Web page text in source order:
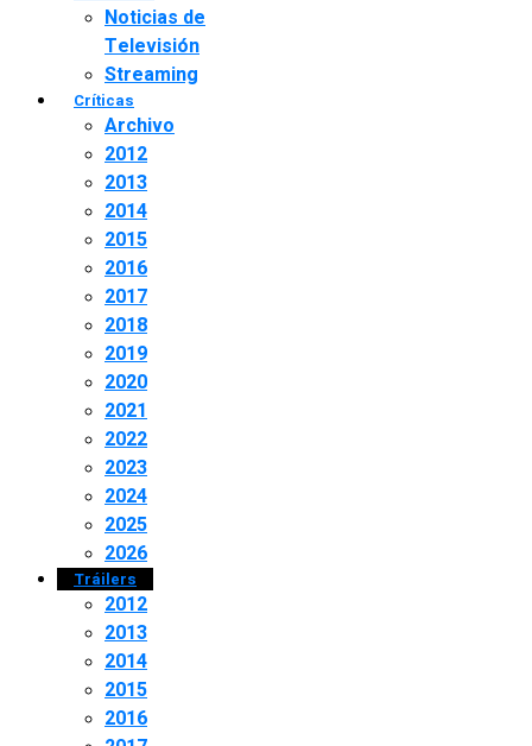
Noticias de
Televisión
Streaming
Críticas
Archivo
2012
2013
2014
2015
2016
2017
2018
2019
2020
2021
2022
2023
2024
2025
2026
Tráilers
2012
2013
2014
2015
2016